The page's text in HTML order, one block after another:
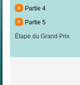
Partie 4
Partie 5
Étape du Grand Prix